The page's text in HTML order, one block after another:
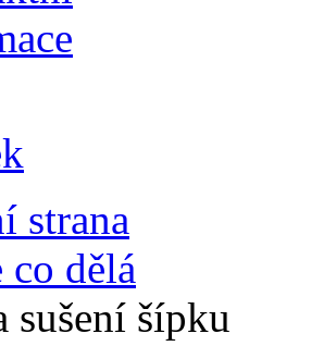
strana
co dělá
sušení šípku